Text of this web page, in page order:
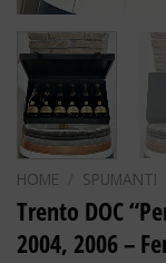
HOME SPUMANTI
Trento DOC
2004, 2006 –